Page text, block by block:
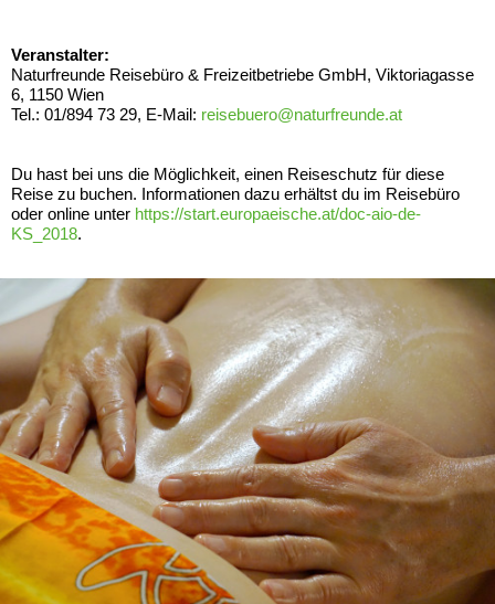
Veranstalter:
Naturfreunde Reisebüro & Freizeitbetriebe GmbH, Viktoriagasse
6, 1150 Wien
Tel.: 01/894 73 29, E-Mail: reisebuero@naturfreunde.at
Du hast bei uns die Möglichkeit, einen Reiseschutz für diese
Reise zu buchen. Informationen dazu erhältst du im Reisebüro
oder online unter https://start.europaeische.at/doc-aio-de-
KS_2018.